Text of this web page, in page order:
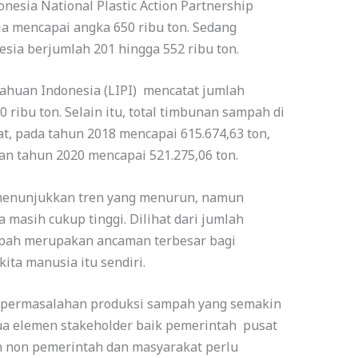
National Plastic Action Partnership
mencapai angka 650 ribu ton. Sedang
berjumlah 201 hingga 552 ribu ton.
Indonesia (LIPI) mencatat jumlah
ribu ton. Selain itu, total timbunan sampah di
pada tahun 2018 mencapai 615.674,63 ton,
tahun 2020 mencapai 521.275,06 ton.
tren yang menurun, namun
masih cukup tinggi. Dilihat dari jumlah
merupakan ancaman terbesar bagi
manusia itu sendiri.
produksi sampah yang semakin
elemen stakeholder baik pemerintah pusat
pemerintah dan masyarakat perlu